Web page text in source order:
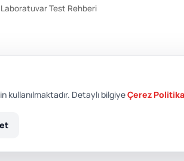
Laboratuvar Test Rehberi
Detaylı bilgiyeÇerez